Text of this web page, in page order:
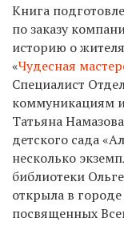
Книга
по заказу
историю о
«Чудесная
Специалист
коммуникациям
Татьяна
детского сада
несколько
библиотеки
открыла в
посвященных